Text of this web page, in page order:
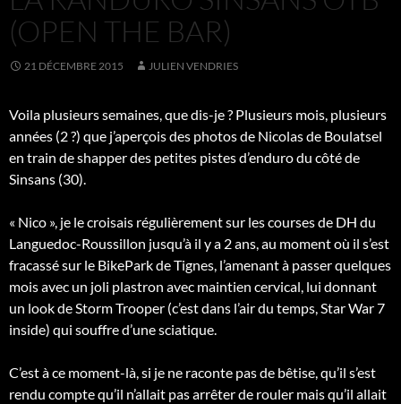
(OPEN THE BAR)
21 DÉCEMBRE 2015 JULIEN VENDRIES
Voila plusieurs semaines, que dis-je ? Plusieurs mois, plusieurs
années (2 ?) que j’aperçois des photos de Nicolas de Boulatsel
en train de shapper des petites pistes d’enduro du côté de
Sinsans (30).
« Nico », je le croisais régulièrement sur les courses de DH du
Languedoc-Roussillon jusqu’à il y a 2 ans, au moment où il s’est
fracassé sur le BikePark de Tignes, l’amenant à passer quelques
mois avec un joli plastron avec maintien cervical, lui donnant
un look de Storm Trooper (c’est dans l’air du temps, Star War 7
inside) qui souffre d’une sciatique.
C’est à ce moment-là, si je ne raconte pas de bêtise, qu’il s’est
rendu compte qu’il n’allait pas arrêter de rouler mais qu’il allait